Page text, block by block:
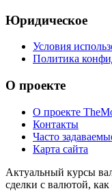
Юридическое
Условия
Политика
О проекте
О проекте
Контакты
Часто
Карта сайта
Актуальный курсы
сделки с валютой,